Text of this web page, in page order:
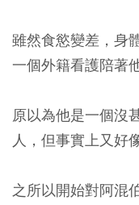
雖然食慾變差，身
一個外籍看護陪著他
原以為他是一個沒
人，但事實上又好
之所以開始對阿混